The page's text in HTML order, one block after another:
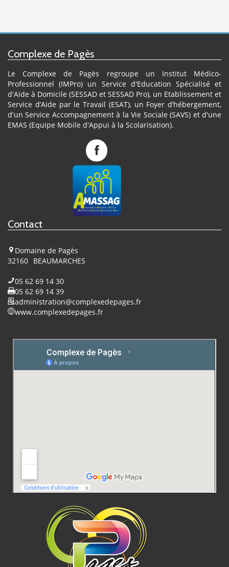
Complexe de Pagès
Le Complexe de Pagès regroupe un Institut Médico-
Professionnel (IMPro) un Service d'Education Spécialisé et
d'Aide à Domicile (SESSAD et SESSAD Pro), un Etablissement et
Service d’Aide par le Travail (ESAT), un Foyer d’hébergement,
d'un Service Accompagnement à la Vie Sociale (SAVS) et d'une
EMAS (Equipe Mobile d'Appui à la Scolarisation).
Complexe
Pagès
sur
Contact
Domaine de Pagès
32160 BEAUMARCHES
05 62 69 14 30
05 62 69 14 39
administration@complexedepages.fr
www.complexedepages.fr